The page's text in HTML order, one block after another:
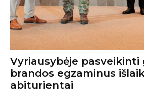
Vyriausybėje pasveikinti
brandos egzaminus
abiturientai